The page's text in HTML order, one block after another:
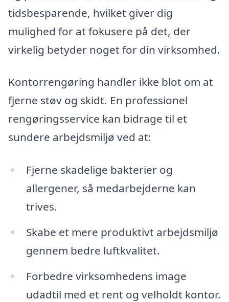
tidsbesparende, hvilket giver dig
mulighed for at fokusere på det, der
virkelig betyder noget for din virksomhed.
Kontorrengøring handler ikke blot om at
fjerne støv og skidt. En professionel
rengøringsservice kan bidrage til et
sundere arbejdsmiljø ved at:
Fjerne skadelige bakterier og
allergener, så medarbejderne kan
trives.
Skabe et mere produktivt arbejdsmiljø
gennem bedre luftkvalitet.
Forbedre virksomhedens image
udadtil med et rent og velholdt kontor.